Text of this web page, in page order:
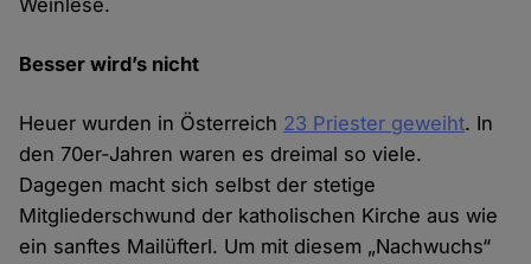
Weinlese.
Besser wird’s nicht
Heuer wurden in Österreich 23 Priester geweiht. In
den 70er-Jahren waren es dreimal so viele.
Dagegen macht sich selbst der stetige
Mitgliederschwund der katholischen Kirche aus wie
ein sanftes Mailüfterl. Um mit diesem „Nachwuchs“